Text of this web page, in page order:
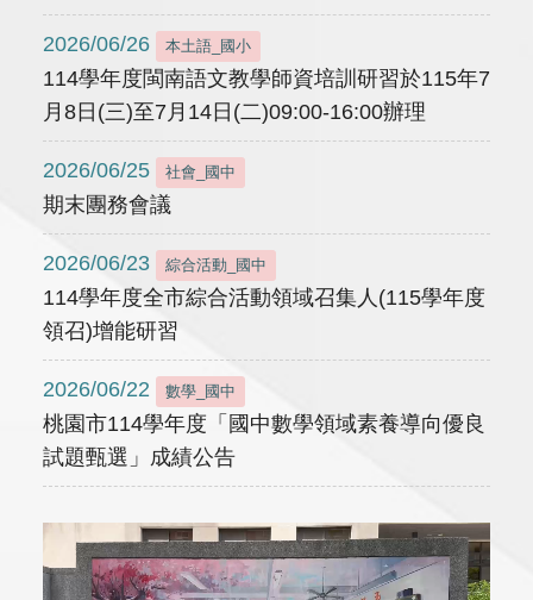
2026/06/26 本土語_國小
114學年度閩南語文教學師資培訓研習於115年7
月8日(三)至7月14日(二)09:00-16:00辦理
2026/06/25 社會_國中
期末團務會議
2026/06/23 綜合活動_國中
114學年度全市綜合活動領域召集人(115學年度
領召)增能研習
2026/06/22 數學_國中
桃園市114學年度「國中數學領域素養導向優良
試題甄選」成績公告